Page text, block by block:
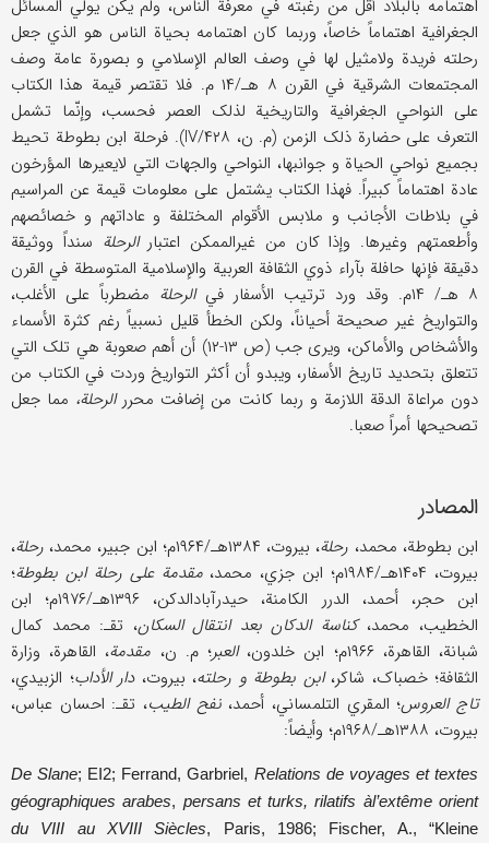
اهتمامه بالبلاد أقل من رغبته في معرفة الناس، ولم یکن یولي المسائل
الجغرافیة اهتماماً خاصاً، وربما کان اهتمامه بحیاة الناس هو الذي جعل
رحلته فریدة ولامثیل لها في وصف العالم الإسلامي و بصورة عامة وصف
المجتمعات الشرقیة في القرن ۸ هـ/۱۴ م. فلا تقتصر قیمة هذا الکتاب
علی النواحي الجغرافیة والتاریخیة لذلک العصر فحسب، وإنّما تشمل
التعرف علی حضارة ذلک الزمن (م. ن، IV/۴۲۸). فرحلة ابن بطوطة تحیط
بجمیع نواحي الحیاة و جوانبها، النواحي والجهات التي لایعیرها المؤرخون
عادة اهتماماً کبیراً. فهذا الکتاب یشتمل علی معلومات قیمة عن المراسیم
في بلاطات الأجانب و ملابس الأقوام المختلفة و عاداتهم و خصائصهم
وأطعمتهم وغیرها. وإذا کان من غیرالممکن اعتبارالرحلة سنداً ووثیقة
دقیقة فإنها حافلة بآراء ذوي الثقافة العربیة والإسلامیة المتوسطة في القرن
۸ هـ/ ۱۴م. وقد ورد ترتیب الأسفار في
الرحلة مضطرباً علی الأغلب،
والتواریخ غیر صحیحة أحیاناً، ولکن الخطأ قلیل نسبیاً رغم کثرة الأسماء
والأشخاص والأماکن، ویری جب (ص ۱۳-۱۲) أن أهم صعوبة هي تلک التي
تتعلق بتحدید تاریخ الأسفار، ویبدو أن أکثر التواریخ وردت في الکتاب من
دون مراعاة الدقة اللازمة و ربما کانت من إضافت محررالرحلة، مما جعل
تصحیحها أمراً صعبا.
المصادر
ابن بطوطة، محمد، رحلة، بیروت، ۱۳۸۴هـ/۱۹۶۴م؛ ابن جبیر، محمد، رحلة،
بیروت، ۱۴۰۴هـ/۱۹۸۴م؛ ابن جزي، محمد،
مقدمة علی رحلة ابن بطوطة؛
ابن حجر، أحمد، الدرر الکامنة، حیدرآبادالدکن، ۱۳۹۶هـ/۱۹۷۶م؛ ابن
الخطیب، محمد،کناسة الدکان بعد انتقال السکان، تقـ: محمد کمال
شبانة، القاهرة، ۱۹۶۶م؛ ابن خلدون،
العبر؛ م. ن، مقدمة، القاهرة، وزارة
الثقافة؛ خصباک، شاکر،ابن بطوطة و رحلته، بیروت،دار الأداب؛ الزبیدي،
تاج العروس؛ المقري التلمساني، أحمد،نفح الطیب، تقـ: احسان عباس،
بیروت، ۱۳۸۸هـ/۱۹۶۸م؛ وأیضاً:
De Slane; EI2; Ferrand, Garbriel, Relations de voyages et textes
géographiques arabes, persans et turks, rilatifs àl’extême orient
du VIII au XVIII Siècles, Paris, 1986; Fischer, A., “Kleine